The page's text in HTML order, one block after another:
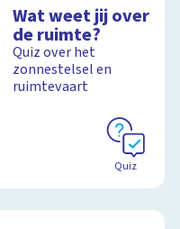
schoolplaat over de
ruimtevaart
Wat weet jij over
de ruimte?
Quiz over het
zonnestelsel en
ruimtevaart
Quiz